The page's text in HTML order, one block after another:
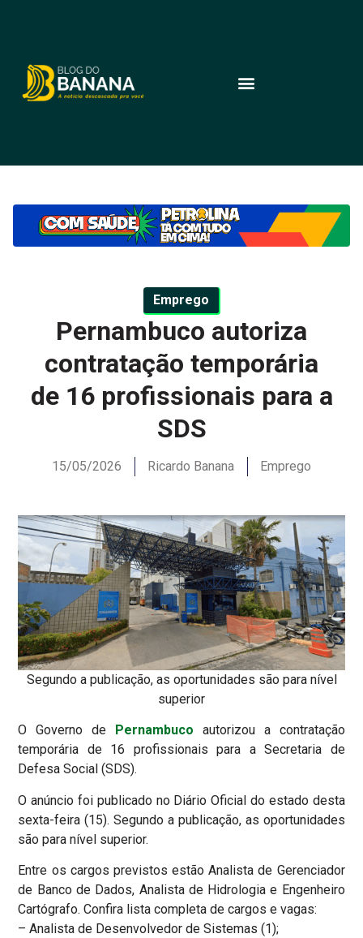
Emprego
Pernambuco autoriza
contratação temporária
de 16 profissionais para a
SDS
15/05/2026 Ricardo Banana Emprego
Segundo a publicação, as oportunidades são para nível
superior
O Governo de Pernambuco autorizou a contratação
temporária de 16 profissionais para a Secretaria de
Defesa Social (SDS).
O anúncio foi publicado no Diário Oficial do estado desta
sexta-feira (15). Segundo a publicação, as oportunidades
são para nível superior.
Entre os cargos previstos estão Analista de Gerenciador
de Banco de Dados, Analista de Hidrologia e Engenheiro
Cartógrafo. Confira lista completa de cargos e vagas:
– Analista de Desenvolvedor de Sistemas (1);